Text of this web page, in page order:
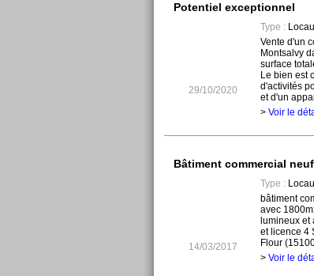
Potentiel exceptionnel
29/10/2020
Type :
Vente d'un
Montsalvy
surface
Le bien est
d'activités
et d'un
> Voir le
Bâtiment commercial
14/03/2017
Type :
bâtiment
avec
lumineux et
et licence 4
Flour
> Voir le